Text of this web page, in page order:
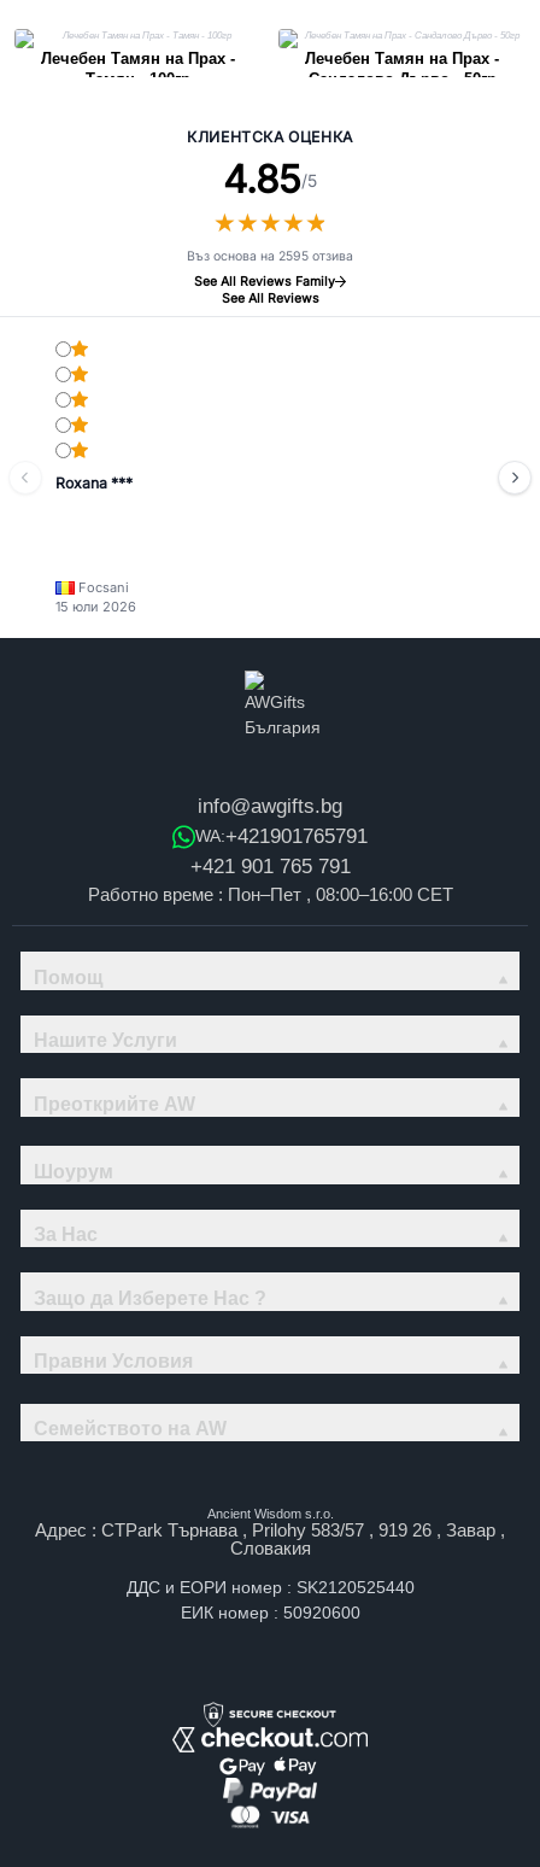
Лечебен Тамян на Прах -
Тамян - 100гр
Лечебен Тамян на Прах -
Сандалово Дърво - 50гр
КЛИЕНТСКА ОЦЕНКА
4.85/5
★★★★★
★★★★★
Въз основа на 2595 отзива
See All Reviews Family
See All Reviews
Roxana ***
Focsani
15 юли 2026
info@awgifts.bg
WA:+421901765791
+421 901 765 791
Работно време : Пон–Пет , 08:00–16:00 CET
Помощ
Нашите Услуги
Преоткрийте AW
Шоурум
За Нас
Защо да Изберете Нас ?
Правни Условия
Семейството на AW
Ancient Wisdom s.r.o.
Адрес : CTPark Търнава , Prilohy 583/57 , 919 26 , Завар ,
Словакия
ДДС и ЕОРИ номер : SK2120525440
ЕИК номер : 50920600